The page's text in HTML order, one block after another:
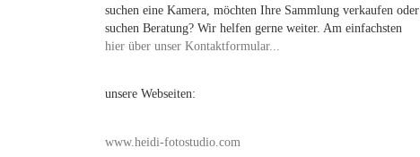
suchen eine Kamera, möchten Ihre Sammlung verkaufen oder
suchen Beratung? Wir helfen gerne weiter. Am einfachsten
hier über unser Kontaktformular...
unsere Webseiten:
www.heidi-fotostudio.com